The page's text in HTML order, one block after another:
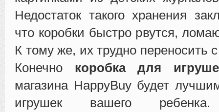
Недостаток такого хранения
что коробки быстро рвутся,
К тому же, их трудно переносить
Конечно коробка для
магазина HappyBuy будет
игрушек вашего